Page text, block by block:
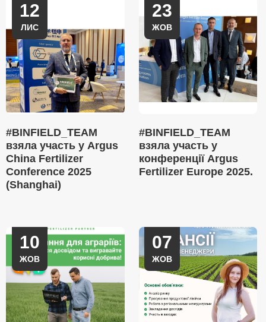
12
ЛИС
#BINFIELD_TEAM
взяла участь у Argus
China Fertilizer
Conference 2025
(Shanghai)
23
ЖОВ
#BINFIELD_TEAM
взяла участь у
конференції Argus
Fertilizer Europe 2025.
10
ЖОВ
07
ЖОВ